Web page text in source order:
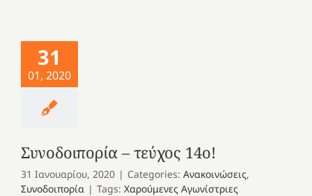
31
01, 2020
Συνοδοιπορία – τεύχος 14o!
31 Ιανουαρίου, 2020 | Categories: Ανακοινώσεις,
Συνοδοιπορία | Tags: Χαρούμενες Αγωνίστριες